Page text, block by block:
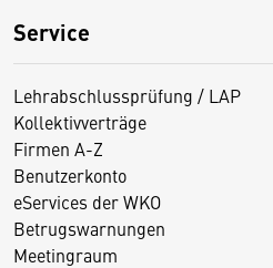
Service
Lehrabschlussprüfung / LAP
Kollektivverträge
Firmen A-Z
Benutzerkonto
eServices der WKO
Betrugswarnungen
Meetingraum